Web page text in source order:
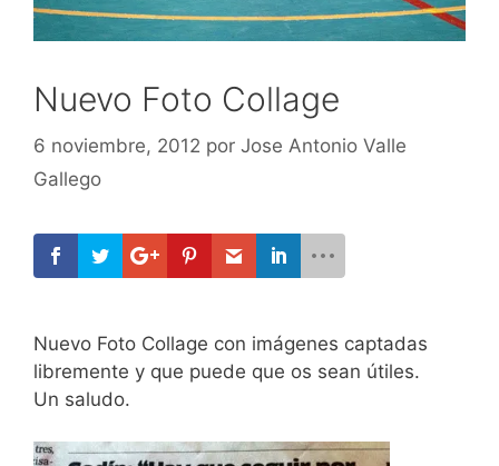
Nuevo Foto Collage
6 noviembre, 2012 por Jose Antonio Valle
Gallego
Nuevo Foto Collage con imágenes captadas
libremente y que puede que os sean útiles.
Un saludo.